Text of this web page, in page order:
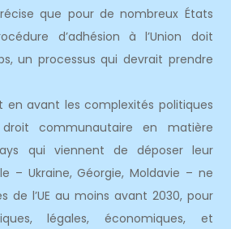
que pour de nombreux États
d’adhésion à l’Union doit
un processus qui devrait prendre
en avant les complexités politiques
communautaire en matière
qui viennent de déposer leur
– Ukraine, Géorgie, Moldavie – ne
de l’UE au moins avant 2030, pour
légales, économiques, et